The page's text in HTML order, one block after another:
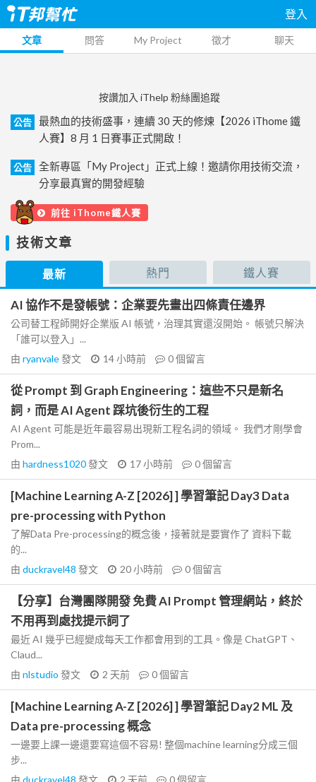
登入
文章 問答 My Project 徵才 聊天
按讚加入 iThelp 粉絲團追蹤
公告
最熱血的技術盛事，連續 30 天的修煉【2026 iThome 鐵
人賽】8 月 1 日賽事正式開啟！
公告
全新專區「My Project」正式上線！邀請你用技術交流，
分享最真實的開發經驗
前往 iThome鐵人賽
技術文章
最新 熱門 鐵人賽
AI 協作不是發帳號：企業要先畫出四條責任邊界
公司替工程師開好企業版 AI 帳號，治理其實還沒開始。 帳號只解決
「誰可以登入」...
由 ryanvale發文 14 小時前 0個留言
從 Prompt 到 Graph Engineering：這些不只是新名
詞，而是 AI Agent 踩坑後衍生的工程
AI Agent 可能是近年最容易出現新工程名詞的領域。 我們才剛學會
Prom...
由 hardness1020發文 17 小時前 0個留言
[Machine Learning A-Z [2026] ] 學習筆記 Day3 Data
pre-processing with Python
了解Data Pre-processing的概念後，接著就是要實作了 資料下載
的...
由 duckravel48 發文 20 小時前 0個留言
【分享】台灣團隊開發 免費 AI Prompt 管理網站，終於
不用再到處找提示詞了
最近 AI 幾乎已經變成每天工作都會用到的工具。像是 ChatGPT、
Claud...
由 nlstudio 發文 2 天前 0個留言
[Machine Learning A-Z [2026] ] 學習筆記 Day2 ML 及
Data pre-processing 概念
一邊要上課一邊還要寫這個不容易! 整個machine learning分成三個
步...
由 duckravel48 發文 2 天前 0個留言